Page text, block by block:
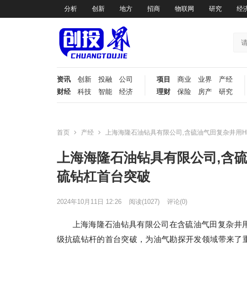
分析 创新 地方 招商 物联网 研究 经
资讯 创新 投融
公司
财经
科技 智能 经济
项目 商业 业界
产经
理财
保险 房产 研究
首页 产经 上海海隆石油钻具有限公司,含硫油气田复杂井用
上海海隆石油钻具有限公司,含
硫钻杠首台突破
2024年10月11日 12:26 阅读(1027) 评论(0)
上海海隆石油钻具有限公司在含硫油气田复杂
级抗硫钻杆的首台突破，为油气勘探开发领域带来了